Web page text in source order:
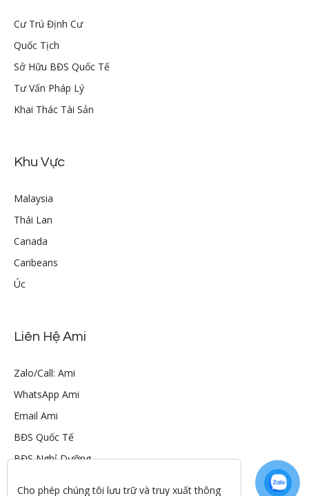
Cư Trú Định Cư
Quốc Tịch
Sở Hữu BĐS Quốc Tế
Tư Vấn Pháp Lý
Khai Thác Tài Sản
Khu Vực
Malaysia
Thái Lan
Canada
Caribeans
Úc
Liên Hệ Ami
Zalo/Call: Ami
WhatsApp Ami
Email Ami
BĐS Quốc Tế
BĐS Nghỉ Dưỡng
Cho phép chúng tôi lưu trữ và truy xuất thông